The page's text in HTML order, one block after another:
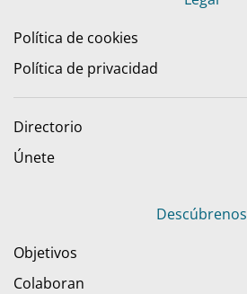
Política de cookies
Política de privacidad
Directorio
Únete
Descúbrenos
Objetivos
Colaboran